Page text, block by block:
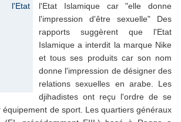
l'Etat Islamique car "elle donne
l'impression d'être sexuelle" Des
rapports suggèrent que l'Etat
Islamique a interdit la marque Nike
et tous ses produits car son nom
donne l'impression de désigner des
relations sexuelles en arabe. Les
djihadistes ont reçu l'ordre de se
de sport. Les quartiers généraux